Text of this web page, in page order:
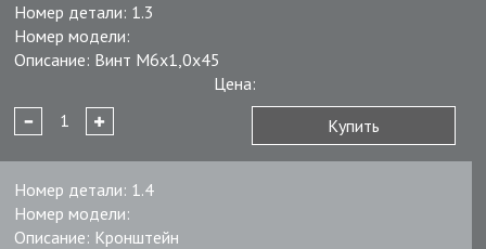
Номер детали: 1.3
Номер модели:
Описание: Винт М6х1,0х45
Цена:
Купить
Номер детали: 1.4
Номер модели:
Описание: Кронштейн